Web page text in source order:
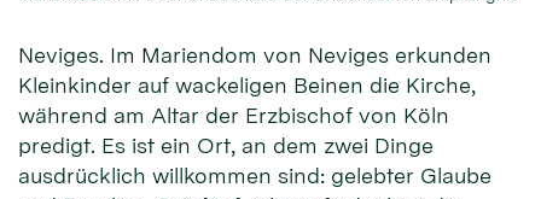
Neviges. Im Mariendom von Neviges erkunden
Kleinkinder auf wackeligen Beinen die Kirche,
während am Altar der Erzbischof von Köln
predigt. Es ist ein Ort, an dem zwei Dinge
ausdrücklich willkommen sind: gelebter Glaube